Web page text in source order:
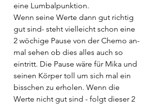
eine Lumbalpunktion.
Wenn seine Werte dann gut richtig
gut sind- steht vielleicht schon eine
2 wöchige Pause von der Chemo an-
mal sehen ob dies alles auch so
eintritt. Die Pause wäre für Mika und
seinen Körper toll um sich mal ein
bisschen zu erholen. Wenn die
Werte nicht gut sind - folgt dieser 2